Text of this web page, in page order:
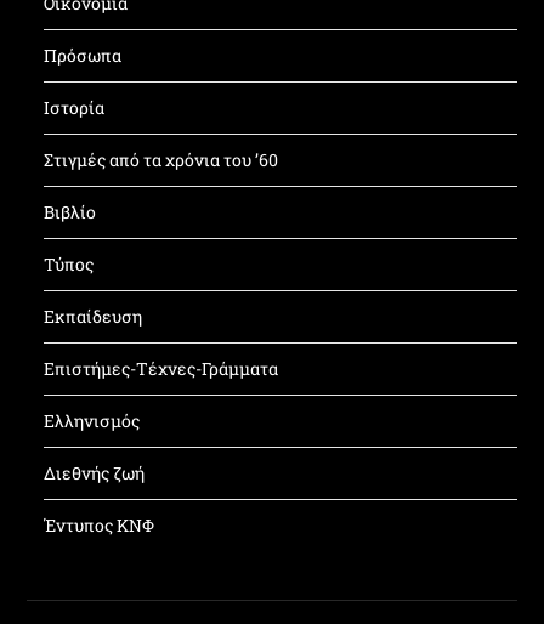
Πρόσωπα
Ιστορία
Στιγμές από τα χρόνια του ’60
Βιβλίο
Τύπος
Εκπαίδευση
Επιστήμες-Τέχνες-Γράμματα
Ελληνισμός
Διεθνής ζωή
Έντυπος ΚΝΦ